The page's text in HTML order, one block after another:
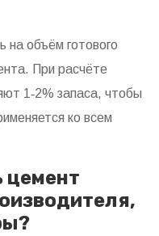
на объём готового
При расчёте
1‑2% запаса, чтобы
ко всем
цемент